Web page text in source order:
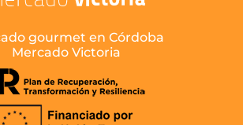
gourmet en Córdoba
Mercado Victoria